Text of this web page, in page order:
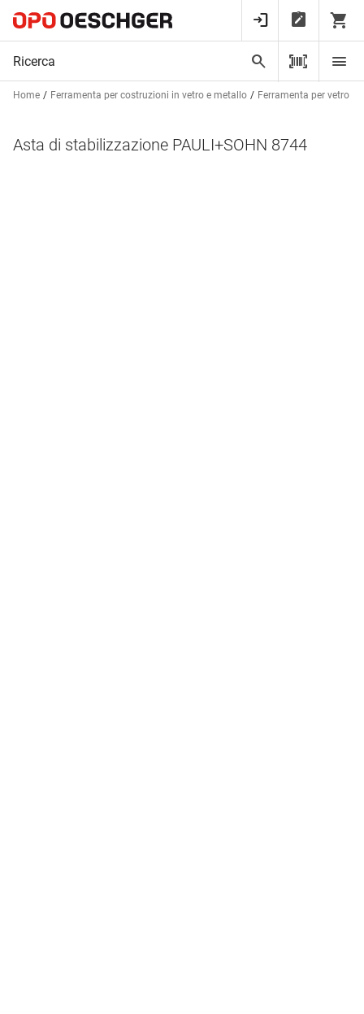
Home Ferramenta per costruzioni in vetro e metallo Ferramenta per vetro
Asta di stabilizzazione PAULI+SOHN 8744